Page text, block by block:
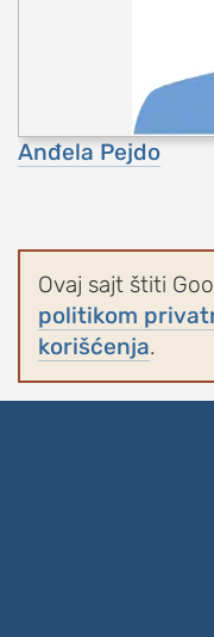
Anđela Pejdo
Ovaj sajt štiti
politikom
korišćenja.